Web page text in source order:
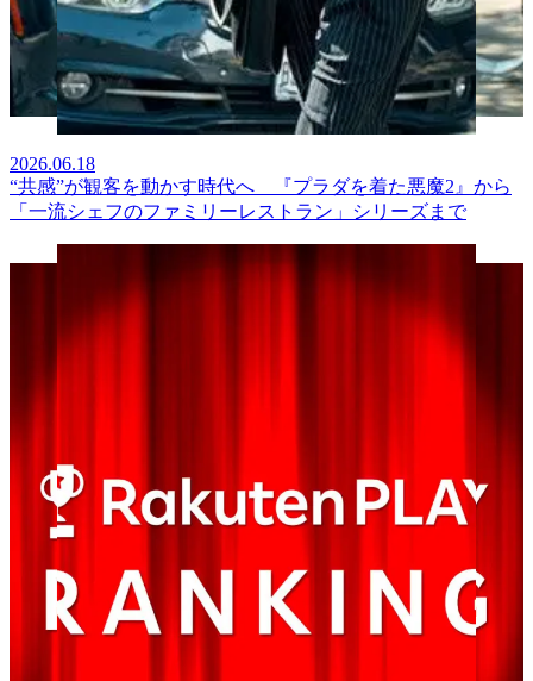
2026.06.18
“共感”が観客を動かす時代へ 『プラダを着た悪魔2』から
「一流シェフのファミリーレストラン」シリーズまで